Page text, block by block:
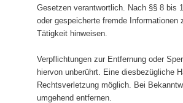
Gesetzen verantwortlich. Nach §§ 8 bis
oder gespeicherte fremde
Tätigkeit hinweisen.
Verpflichtungen zur Entfernung oder
hiervon unberührt. Eine diesbezügliche
Rechtsverletzung möglich. Bei
umgehend entfernen.